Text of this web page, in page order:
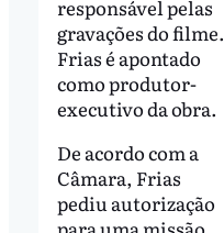
responsável pelas
gravações do filme.
Frias é apontado
como produtor-
executivo da obra.
De acordo com a
Câmara, Frias
pediu autorização